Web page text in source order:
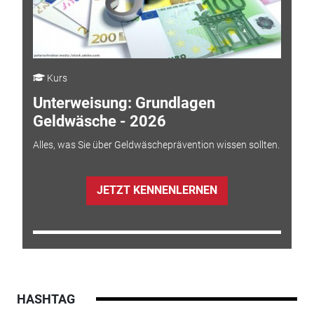
Kurs
Unterweisung: Grundlagen
Geldwäsche - 2026
Alles, was Sie über Geldwäscheprävention wissen sollten.
JETZT KENNENLERNEN
HASHTAG